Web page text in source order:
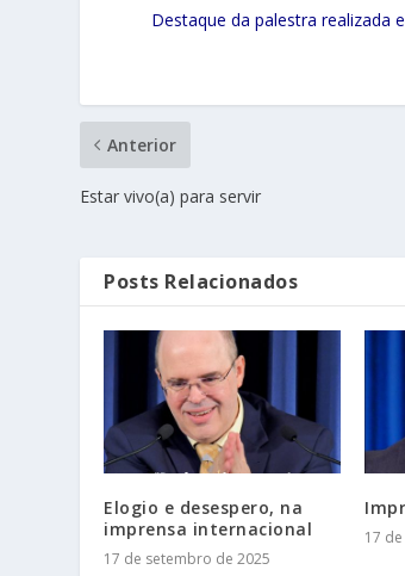
Destaque da palestra realizada
Anterior
Estar vivo(a) para servir
Posts Relacionados
Elogio e desespero, na
imprensa internacional
17 de setembro de 2025
17